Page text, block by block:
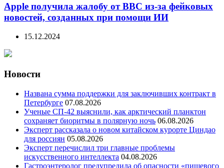
Apple получила жалобу от BBC из-за фейковых
новостей, созданных при помощи ИИ
15.12.2024
Новости
Названа сумма поддержки для заключивших контракт в
Петербурге 07.08.2026
Ученые СП-42 выяснили, как арктический планктон
сохраняет биоритмы в полярную ночь 06.08.2026
Эксперт рассказала о новом китайском курорте Циндао
для россиян 05.08.2026
Эксперт перечислил три главные проблемы
искусственного интеллекта 04.08.2026
Гастроэнтеролог предупредила об опасности «пищевого